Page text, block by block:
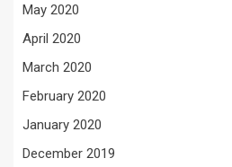
May 2020
April 2020
March 2020
February 2020
January 2020
December 2019